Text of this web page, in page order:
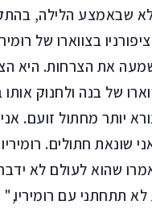
שבאמצע הלילה,
בצווארו של
את הצרחות. היא
של בנה ולחנוק
יותר מחתול זועם.
שונאת חתולים.
שהוא לעולם לא
תתחתני עם